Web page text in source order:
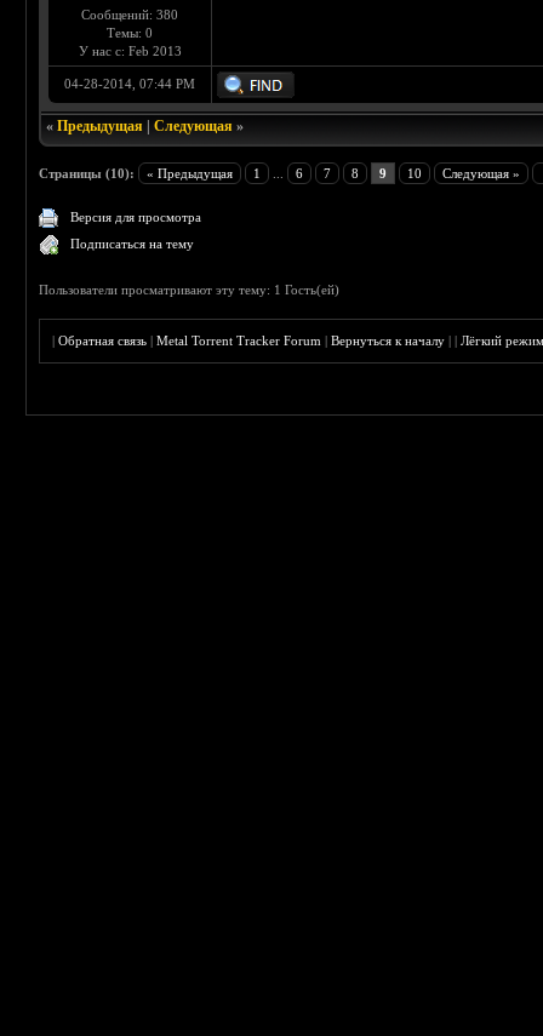
Сообщений: 380
Темы: 0
У нас с: Feb 2013
04-28-2014, 07:44 PM
«Предыдущая |Следующая »
Страницы (10): « Предыдущая 1 6 7 8 9 10 Следующая »
Версия для просмотра
Подписаться на тему
Пользователи просматривают эту тему: 1 Гость(ей)
|Обратная связь |Metal Torrent Tracker Forum |Вернуться к началу ||Лёгкий